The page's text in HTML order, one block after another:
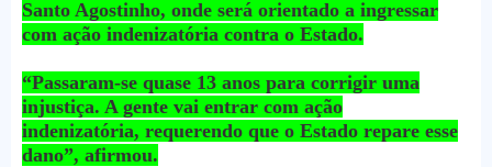
Santo Agostinho, onde será orientado a ingressar
com ação indenizatória contra o Estado.
“Passaram-se quase 13 anos para corrigir uma
injustiça. A gente vai entrar com ação
indenizatória, requerendo que o Estado repare esse
dano”, afirmou.